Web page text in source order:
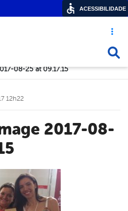
Acesso
08-25 at 09.17.15
12h22
ACESSIBILIDADE